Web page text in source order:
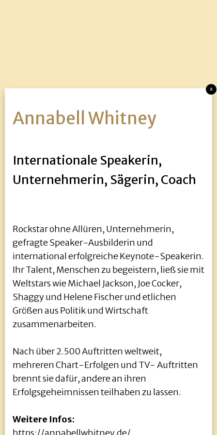
Annabell Whitney
Internationale Speakerin,
Unternehmerin, Sägerin, Coach
Rockstar ohne Allüren, Unternehmerin,
gefragte Speaker-Ausbilderin und
international erfolgreiche Keynote-Speakerin.
Ihr Talent, Menschen zu begeistern, ließ sie mit
Weltstars wie Michael Jackson, Joe Cocker,
Shaggy und Helene Fischer und etlichen
Größen aus Politik und Wirtschaft
zusammenarbeiten.
Nach über 2.500 Auftritten weltweit,
mehreren Chart-Erfolgen und TV- Auftritten
brennt sie dafür, andere an ihren
Erfolgsgeheimnissen teilhaben zu lassen.
Weitere Infos:
x